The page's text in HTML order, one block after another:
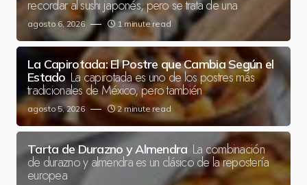
recordar al sushi japonés, pero se trata de una
agosto 6, 2026 1 minute read
La Capirotada: El Postre que Cambia Según el
Estado La capirotada es uno de los postres más
tradicionales de México, pero también
agosto 5, 2026 2 minute read
Tarta de Durazno y Almendra La combinación
de durazno y almendra es un clásico de la repostería
europea